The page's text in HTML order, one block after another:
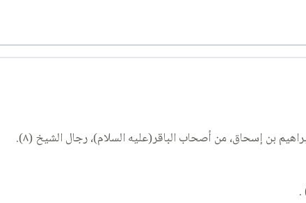
بن إسحاق، من أصحاب الباقر(عليه السلام)، رجال الشيخ (٨).
.